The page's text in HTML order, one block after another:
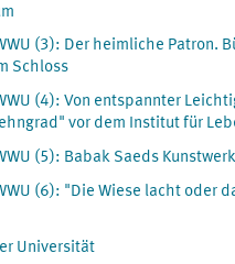
(3): Der heimliche Patron.
Schloss
(4): Von entspannter
vor dem Institut für
(5): Babak Saeds
(6): "Die Wiese lacht oder
Universität